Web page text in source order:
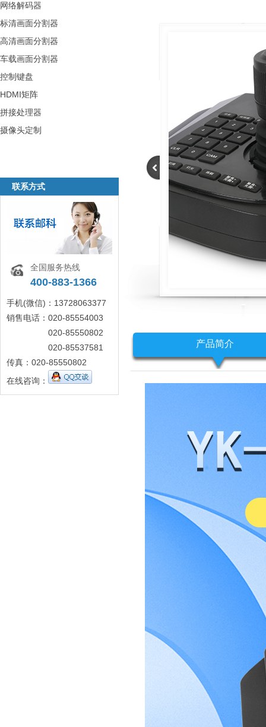
网络解码器
标清画面分割器
高清画面分割器
车载画面分割器
控制键盘
HDMI矩阵
拼接处理器
摄像头定制
联系方式
全国服务热线
400-883-1366
手机(微信)：13728063377
销售电话：020-85554003
020-85550802
020-85537581
传真：020-85550802
在线咨询：
产品简介